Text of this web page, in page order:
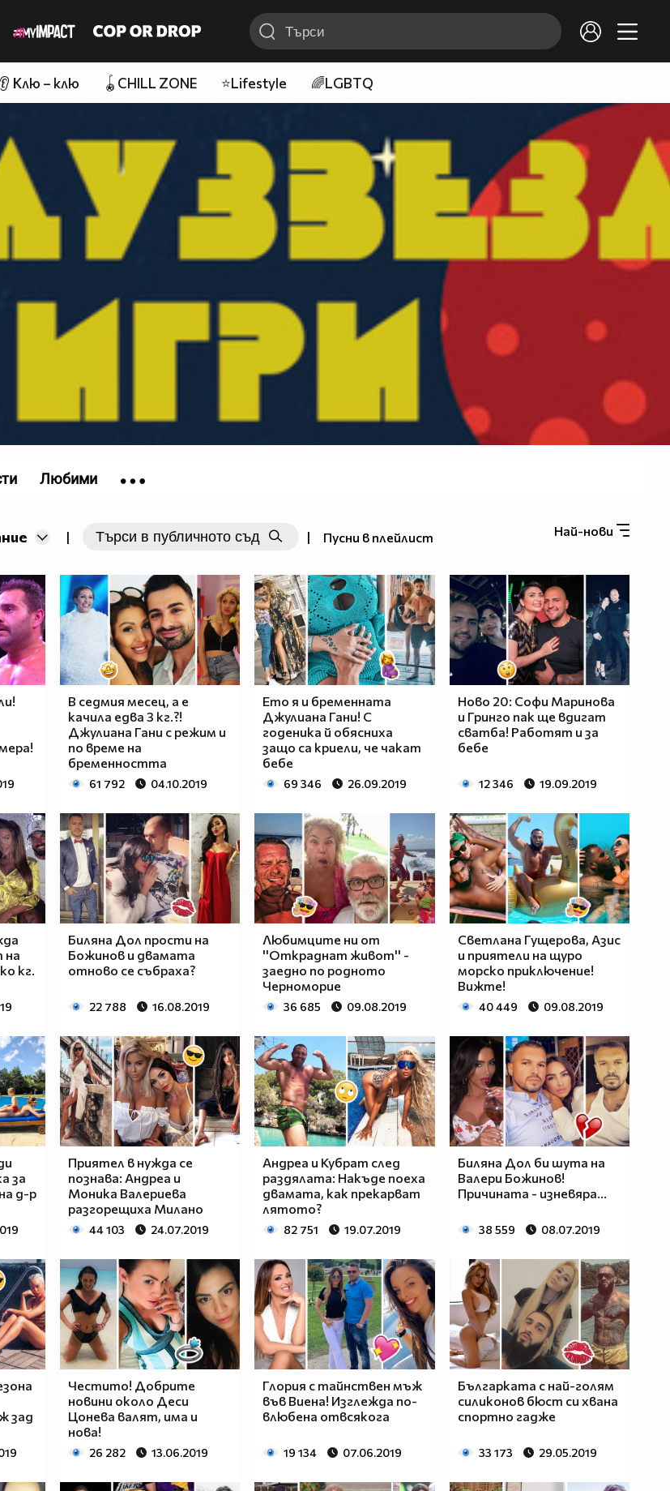
👂 Клю – клю 🪀CHILL ZONE ⭐Lifestyle 🌈LGBTQ
Най-нови
| | Пусни в плейлист
В седмия месец, а е
качила едва 3 кг.?!
Джулиана Гани с режим и
по време на
бременността
61 792 04.10.2019
Ето я и бременната
Джулиана Гани! С
годеника й обясниха
защо са криели, че чакат
бебе
69 346 26.09.2019
Ново 20: Софи Маринова
и Гринго пак ще вдигат
сватба! Работят и за
бебе
12 346 19.09.2019
на
кг.
Биляна Дол прости на
Божинов и двамата
отново се събраха?
22 788 16.08.2019
Любимците ни от
''Откраднат живот'' -
заедно по родното
Черноморие
36 685 09.08.2019
Светлана Гущерова, Азис
и приятели на щуро
морско приключение!
Вижте!
40 449 09.08.2019
за
д-р
Приятел в нужда се
познава: Андреа и
Моника Валериева
разгорещиха Милано
44 103 24.07.2019
Андреа и Кубрат след
раздялата: Накъде поеха
двамата, как прекарват
лятото?
82 751 19.07.2019
Биляна Дол би шута на
Валери Божинов!
Причината - изневяра...
38 559 08.07.2019
зад
Честито! Добрите
новини около Деси
Цонева валят, има и
нова!
26 282 13.06.2019
Глория с тайнствен мъж
във Виена! Изглежда по-
влюбена отвсякога
19 134 07.06.2019
Българката с най-голям
силиконов бюст си хвана
спортно гадже
33 173 29.05.2019
Любими